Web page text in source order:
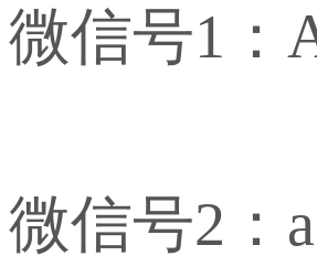
微信号1：
微信号2：